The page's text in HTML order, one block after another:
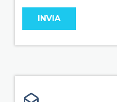
field group right